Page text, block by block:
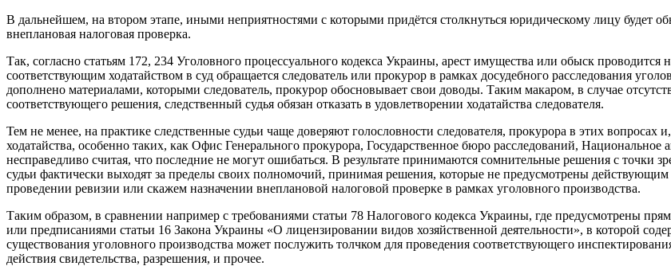
В дальнейшем, на втором этапе, иными неприятностями с которыми придётся столкнуться юридическому лицу будет
внеплановая налоговая проверка.
Так, согласно статьям 172, 234 Уголовного процессуального кодекса Украины, арест имущества или обыск проводится
соответствующим ходатайством в суд обращается следователь или прокурор в рамках досудебного расследования
дополнено материалами, которыми следователь, прокурор обосновывает свои доводы. Таким макаром, в случае
соответствующего решения, следственный судья обязан отказать в удовлетворении ходатайства следователя.
Тем не менее, на практике следственные судьи чаще доверяют голословности следователя, прокурора в этих
ходатайства, особенно таких, как Офис Генерального прокурора, Государственное бюро расследований,
несправедливо считая, что последние не могут ошибаться. В результате принимаются сомнительные решения с точки
судьи фактически выходят за пределы своих полномочий, принимая решения, которые не предусмотрены
проведении ревизии или скажем назначении внеплановой налоговой проверке в рамках уголовного производства.
Таким образом, в сравнении например с требованиями статьи 78 Налогового кодекса Украины, где предусмотрены
или предписаниями статьи 16 Закона Украины «О лицензировании видов хозяйственной деятельности», в которой
существования уголовного производства может послужить толчком для проведения соответствующего
действия свидетельства, разрешения, и прочее.